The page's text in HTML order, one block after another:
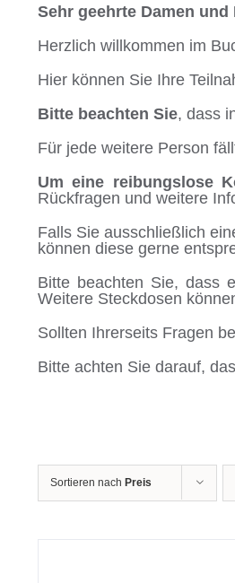
Sehr geehrte Damen und
Herzlich willkommen im
Hier können Sie Ihre
Bitte beachten Sie, dass
Für jede weitere Person
Um eine reibungslose
Rückfragen und weitere
Falls Sie ausschließlich
können diese gerne
Bitte beachten Sie, dass
Weitere Steckdosen
Sollten Ihrerseits Fragen
Bitte achten Sie darauf,
Sortieren nach Preis